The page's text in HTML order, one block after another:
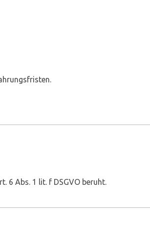
6 Abs. 1 lit. f DSGVO beruht.